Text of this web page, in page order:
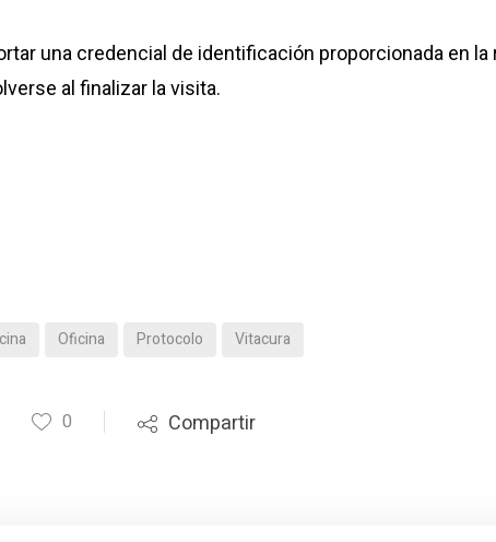
una credencial de identificación proporcionada en la
al finalizar la visita.
Oficina Protocolo Vitacura
0 Compartir